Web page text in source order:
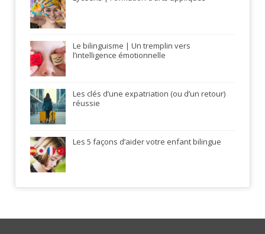
Le bilinguisme | Un tremplin vers
l’intelligence émotionnelle
Les clés d’une expatriation (ou d’un retour)
réussie
Les 5 façons d’aider votre enfant bilingue